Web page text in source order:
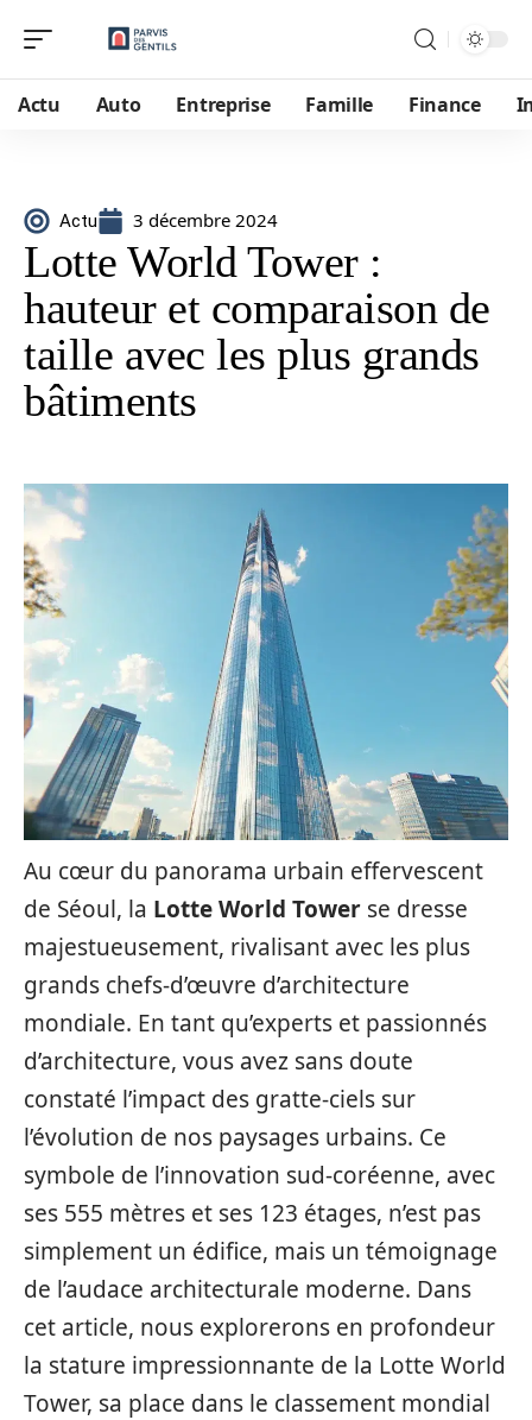
Actu Auto Entreprise Famille Finance
Actu 3 décembre 2024
Lotte World Tower :
hauteur et comparaison de
taille avec les plus grands
bâtiments
Au cœur du panorama urbain effervescent
de Séoul, la Lotte World Tower se dresse
majestueusement, rivalisant avec les plus
grands chefs-d’œuvre d’architecture
mondiale. En tant qu’experts et passionnés
d’architecture, vous avez sans doute
constaté l’impact des gratte-ciels sur
l’évolution de nos paysages urbains. Ce
symbole de l’innovation sud-coréenne, avec
ses 555 mètres et ses 123 étages, n’est pas
simplement un édifice, mais un témoignage
de l’audace architecturale moderne. Dans
cet article, nous explorerons en profondeur
la stature impressionnante de la Lotte World
Tower, sa place dans le classement mondial